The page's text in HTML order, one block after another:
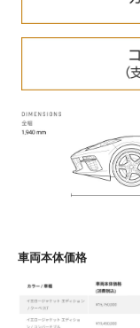
車両本体価格